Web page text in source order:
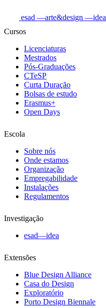
esad —arte&design —idea
Cursos
Licenciaturas
Mestrados
Pós-Graduações
CTeSP
Curta Duração
Bolsas de estudo
Erasmus+
Open Days
Escola
Sobre nós
Onde estamos
Organização
Empregabilidade
Instalações
Regulamentos
Investigação
esad—idea
Extensões
Blue Design Alliance
Casa do Design
Exploratório
Porto Design Biennale